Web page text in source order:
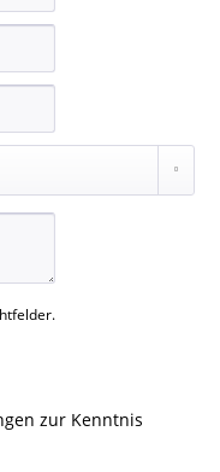
zur Kenntnis